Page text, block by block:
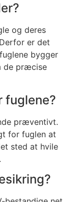
og deres
er det
bygger
de præcise
fuglene?
præventivt.
for fuglen at
sted at hvile